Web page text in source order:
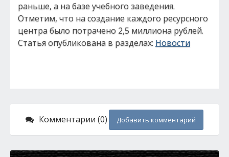
раньше, а на базе учебного заведения.
Отметим, что на создание каждого ресурсного
центра было потрачено 2,5 миллиона рублей.
Статья опубликована в разделах: Новости
Комментарии (0) Добавить комментарий